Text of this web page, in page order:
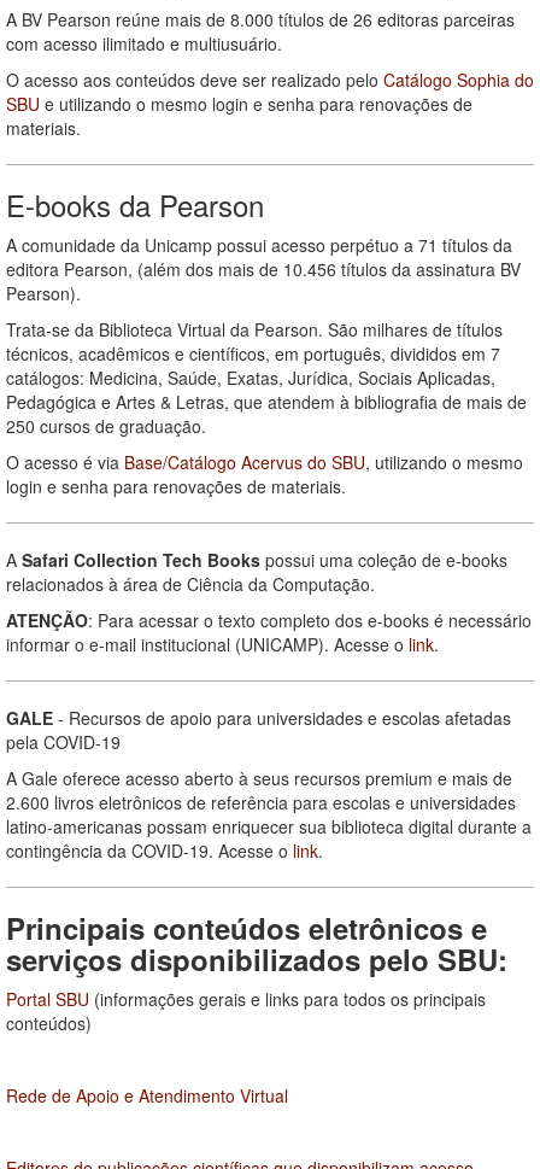
A BV Pearson reúne mais de 8.000 títulos de 26 editoras parceiras
com acesso ilimitado e multiusuário.
O acesso aos conteúdos deve ser realizado pelo Catálogo Sophia do
SBU e utilizando o mesmo login e senha para renovações de
materiais.
E-books da Pearson
A comunidade da Unicamp possui acesso perpétuo a 71 títulos da
editora Pearson, (além dos mais de 10.456 títulos da assinatura BV
Pearson).
Trata-se da Biblioteca Virtual da Pearson. São milhares de títulos
técnicos, acadêmicos e científicos, em português, divididos em 7
catálogos: Medicina, Saúde, Exatas, Jurídica, Sociais Aplicadas,
Pedagógica e Artes & Letras, que atendem à bibliografia de mais de
250 cursos de graduação.
O acesso é via Base/Catálogo Acervus do SBU, utilizando o mesmo
login e senha para renovações de materiais.
A Safari Collection Tech Books possui uma coleção de e-books
relacionados à área de Ciência da Computação.
ATENÇÃO: Para acessar o texto completo dos e-books é necessário
informar o e-mail institucional (UNICAMP). Acesse o link.
GALE - Recursos de apoio para universidades e escolas afetadas
pela COVID-19
A Gale oferece acesso aberto à seus recursos premium e mais de
2.600 livros eletrônicos de referência para escolas e universidades
latino-americanas possam enriquecer sua biblioteca digital durante a
contingência da COVID-19. Acesse o link.
Principais conteúdos eletrônicos e
serviços disponibilizados pelo SBU:
Portal SBU (informações gerais e links para todos os principais
conteúdos)
Rede de Apoio e Atendimento Virtual